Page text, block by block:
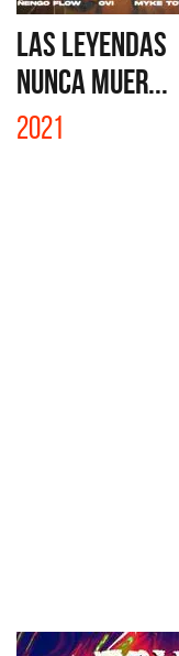
LAS LEYENDAS
NUNCA MUER...
2021